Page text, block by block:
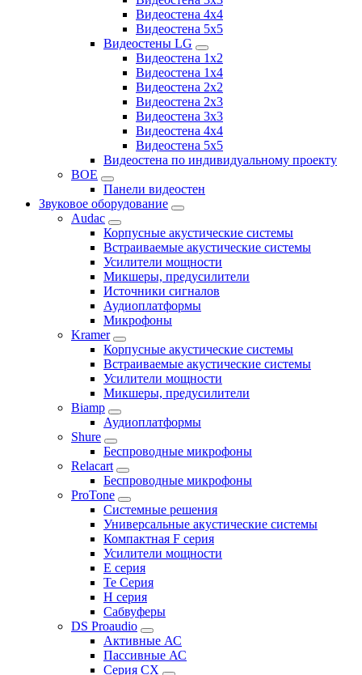
Видеостена 4x4
Видеостена 5x5
Видеостены LG
Видеостена 1x2
Видеостена 1x4
Видеостена 2x2
Видеостена 2x3
Видеостена 3x3
Видеостена 4x4
Видеостена 5x5
Видеостена по индивидуальному проекту
BOE
Панели видеостен
Звуковое оборудование
Audac
Корпусные акустические системы
Встраиваемые акустические системы
Усилители мощности
Микшеры, предусилители
Источники сигналов
Аудиоплатформы
Микрофоны
Kramer
Корпусные акустические системы
Встраиваемые акустические системы
Усилители мощности
Микшеры, предусилители
Biamp
Аудиоплатформы
Shure
Беспроводные микрофоны
Relacart
Беспроводные микрофоны
ProTone
Системные решения
Универсальные акустические системы
Компактная F серия
Усилители мощности
E серия
Te Серия
H серия
Сабвуферы
DS Proaudio
Активные АС
Пассивные АС
Серия CX